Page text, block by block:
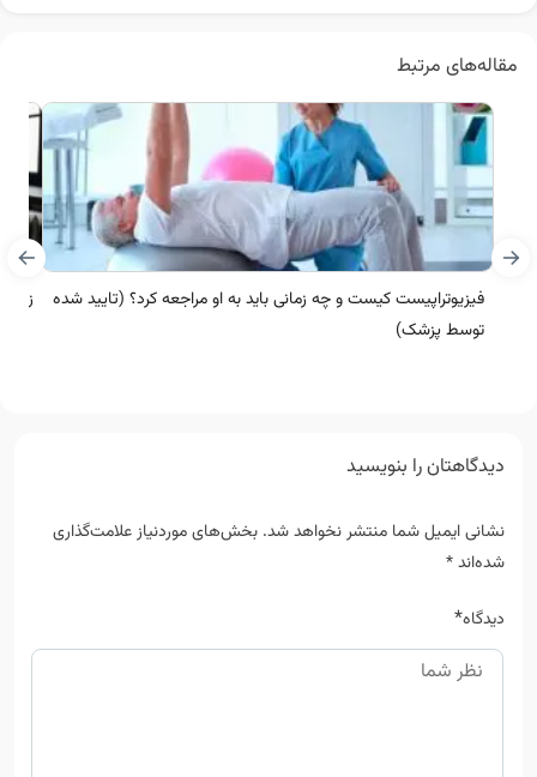
مقاله‌های مرتبط
فیزیوتراپیست کیست و چه زمانی باید به او مراجعه کرد؟ (تایید شده
توسط پزشک)
دیدگاهتان را بنویسید
نشانی ایمیل شما منتشر نخواهد شد. بخش‌های موردنیاز علامت‌گذاری
شده‌اند*
دیدگاه*